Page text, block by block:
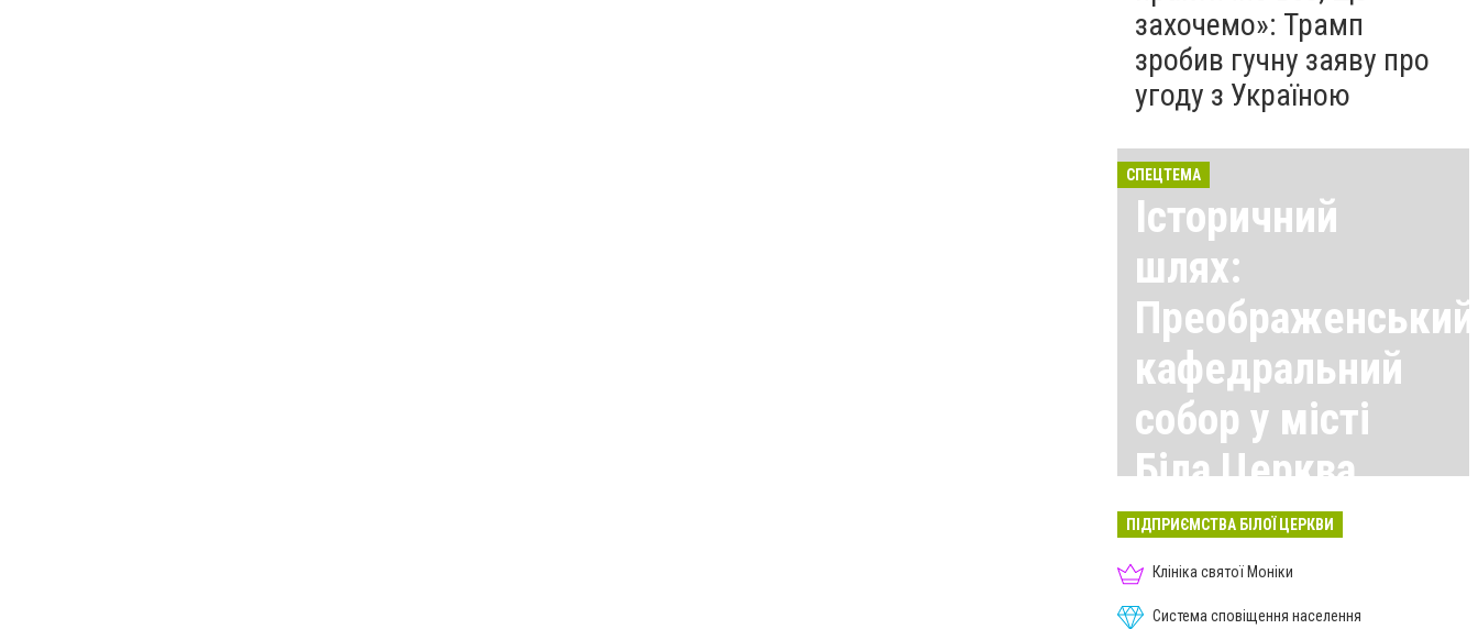
захочемо»: Трамп
зробив гучну заяву про
угоду з Україною
СПЕЦТЕМА
Історичний
шлях:
Преображенський
кафедральний
собор у місті
Біла Церква
Всі матеріали тут
ПІДПРИЄМСТВА БІЛОЇ ЦЕРКВИ
Клініка святої Моніки
Система сповіщення населення